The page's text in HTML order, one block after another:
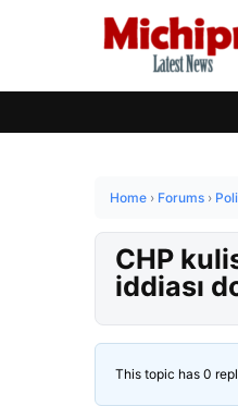
Home › Forums ›
CHP
iddiası
This topic has 0